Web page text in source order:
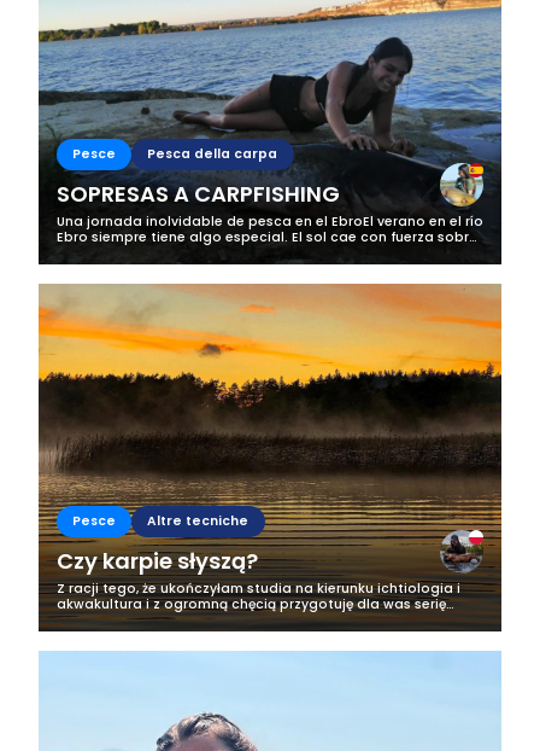
Pesce Pesca della carpa
SOPRESAS A CARPFISHING
Una jornada inolvidable de pesca en el EbroEl verano en el río
Ebro siempre tiene algo especial. El sol cae con fuerza sobre
sus aguas, el aire es denso y cada jornada promete
sorpresas. Aquella...
Pesce Altre tecniche
Czy karpie słyszą?
Z racji tego, że ukończyłam studia na kierunku ichtiologia i
akwakultura i z ogromną chęcią przygotuję dla was serię
artykułów w których przybliżę wam nieco bliżej świat ryb,
jednak od tej...